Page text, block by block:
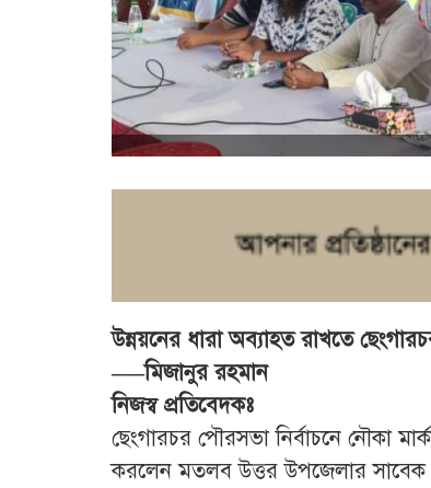
উন্নয়নের ধারা অব্যাহত রাখতে
—–মিজানুর রহমান
নিজস্ব প্রতিবেদকঃ
ছেংগারচর পৌরসভা নির্বাচনে নৌকা
করলেন মতলব উত্তর উপজেলার সাবেক